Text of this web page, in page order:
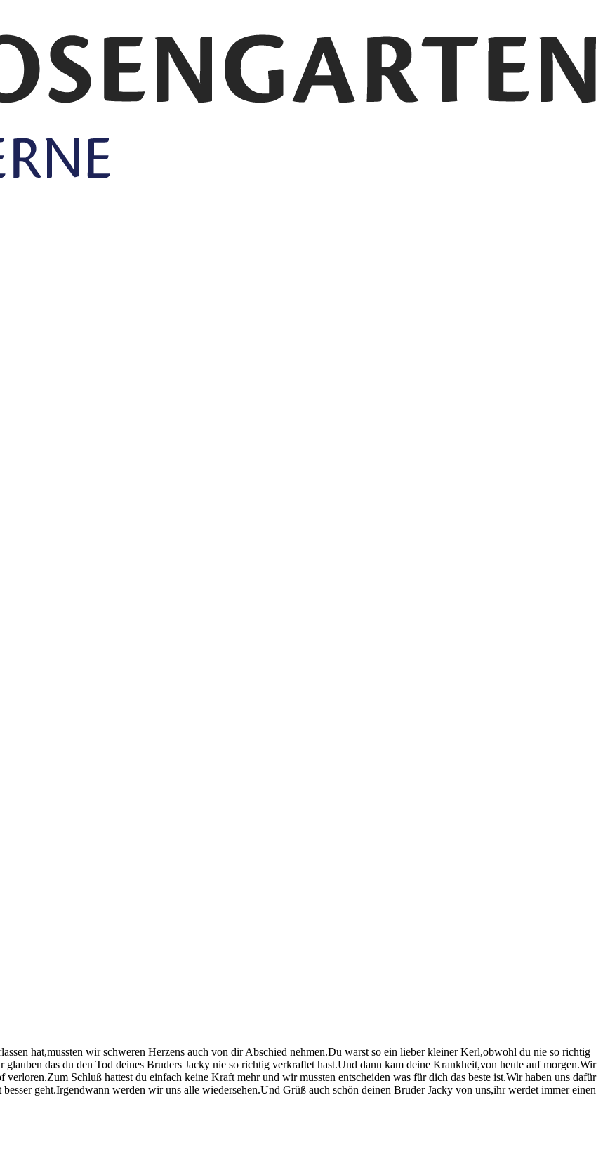
hat,mussten wir schweren Herzens auch von dir Abschied nehmen.Du warst so ein lieber kleiner Kerl,obwohl du nie so richtig
das du den Tod deines Bruders Jacky nie so richtig verkraftet hast.Und dann kam deine Krankheit,von heute auf morgen.Wir
verloren.Zum Schluß hattest du einfach keine Kraft mehr und wir mussten entscheiden was für dich das beste ist.Wir haben uns dafür
geht.Irgendwann werden wir uns alle wiedersehen.Und Grüß auch schön deinen Bruder Jacky von uns,ihr werdet immer einen